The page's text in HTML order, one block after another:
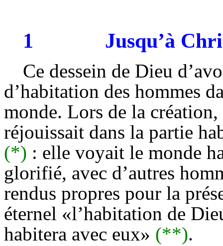
1 Jusqu’à
Ce dessein de Dieu
d’habitation des hommes
monde. Lors de la création,
réjouissait dans la partie
(*) : elle voyait le monde
glorifié, avec d’autres
rendus propres pour la
éternel «l’habitation de
habitera avec eux» (**).